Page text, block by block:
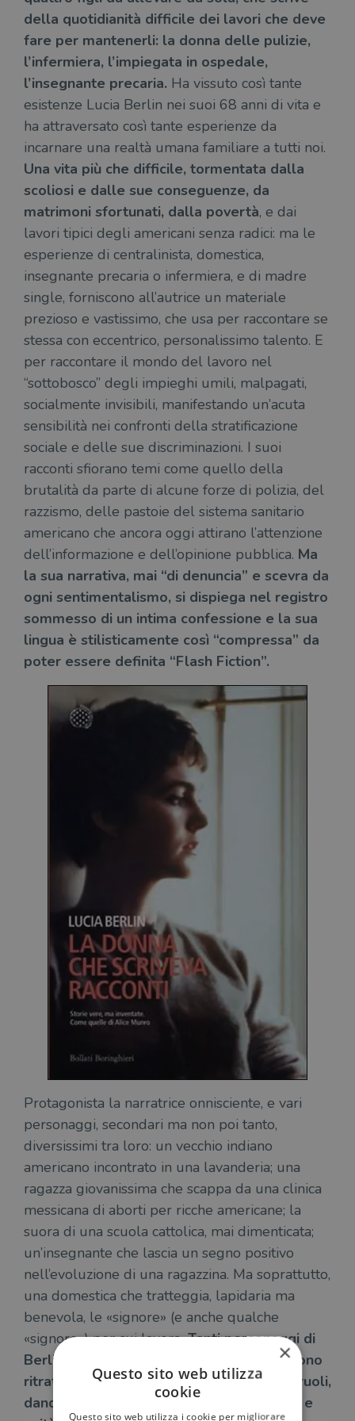
della quotidianità difficile dei lavori che deve
fare per mantenerli: la donna delle pulizie,
l’infermiera, l’impiegata in ospedale,
l’insegnante precaria. Ha vissuto così tante
esistenze Lucia Berlin nei suoi 68 anni di vita e
ha attraversato così tante esperienze da
incarnare una realtà umana familiare a tutti noi.
Una vita più che difficile, tormentata dalla
scoliosi e dalle sue conseguenze, da
matrimoni sfortunati, dalla povertà, e dai
lavori tipici degli americani senza radici: ma le
esperienze di centralinista, domestica,
insegnante precaria o infermiera, e di madre
single, forniscono all’autrice un materiale
prezioso e vastissimo, che usa per raccontare se
stessa con eccentrico, personalissimo talento. E
per raccontare il mondo del lavoro nel
“sottobosco” degli impieghi umili, malpagati,
socialmente invisibili, manifestando un’acuta
sensibilità nei confronti della stratificazione
sociale e delle sue discriminazioni. I suoi
racconti sfiorano temi come quello della
brutalità da parte di alcune forze di polizia, del
razzismo, delle pastoie del sistema sanitario
americano che ancora oggi attirano l’attenzione
dell’informazione e dell’opinione pubblica. Ma
la sua narrativa, mai “di denuncia” e scevra da
ogni sentimentalismo, si dispiega nel registro
sommesso di un intima confessione e la sua
lingua è stilisticamente così “compressa” da
poter essere definita “Flash Fiction”.
Protagonista la narratrice onnisciente, e vari
personaggi, secondari ma non poi tanto,
diversissimi tra loro: un vecchio indiano
americano incontrato in una lavanderia; una
ragazza giovanissima che scappa da una clinica
messicana di aborti per ricche americane; la
suora di una scuola cattolica, mai dimenticata;
un’insegnante che lascia un segno positivo
nell’evoluzione di una ragazzina. Ma soprattutto,
una domestica che tratteggia, lapidaria ma
benevola, le «signore» (e anche qualche
«signore») per cui lavora. Tanti personaggi di
Berlin ricorrono in diversi racconti e vengono
ritratti da diverse angolazioni e in diversi ruoli,
dando alla raccolta un’evidente coerenza e
×
Questo sito web utilizza
cookie
Questo sito web utilizza i cookie per migliorare